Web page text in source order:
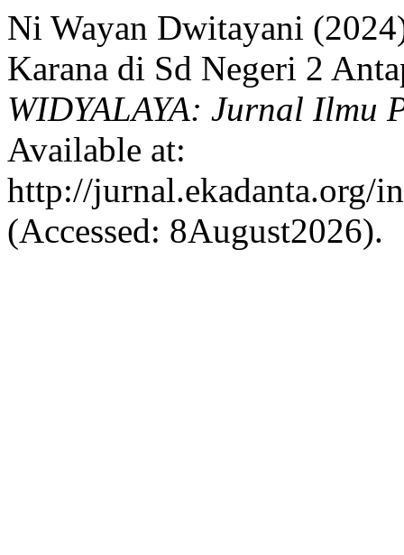
Ni Wayan Dwitayani
Karana di Sd Negeri 2
WIDYALAYA: Jurnal Ilmu
Available at:
http://jurnal.ekadanta.org/
(Accessed: 8August2026).